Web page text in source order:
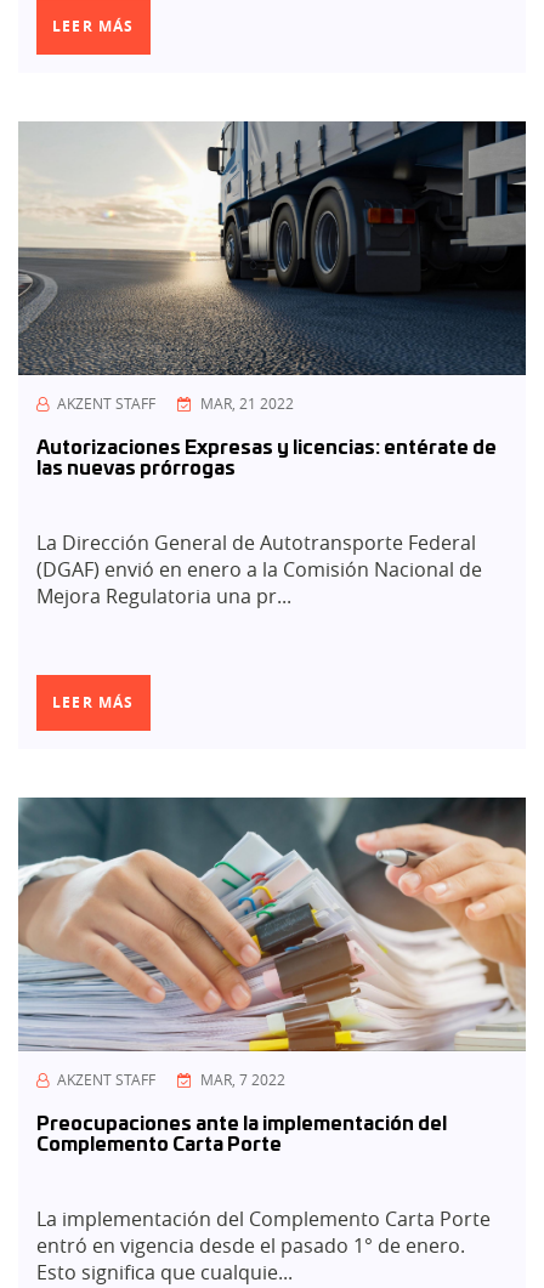
LEER MÁS
AKZENT STAFF MAR, 21 2022
Autorizaciones Expresas y licencias: entérate de
las nuevas prórrogas
La Dirección General de Autotransporte Federal
(DGAF) envió en enero a la Comisión Nacional de
Mejora Regulatoria una pr...
LEER MÁS
AKZENT STAFF MAR, 7 2022
Preocupaciones ante la implementación del
Complemento Carta Porte
La implementación del Complemento Carta Porte
entró en vigencia desde el pasado 1° de enero.
Esto significa que cualquie...